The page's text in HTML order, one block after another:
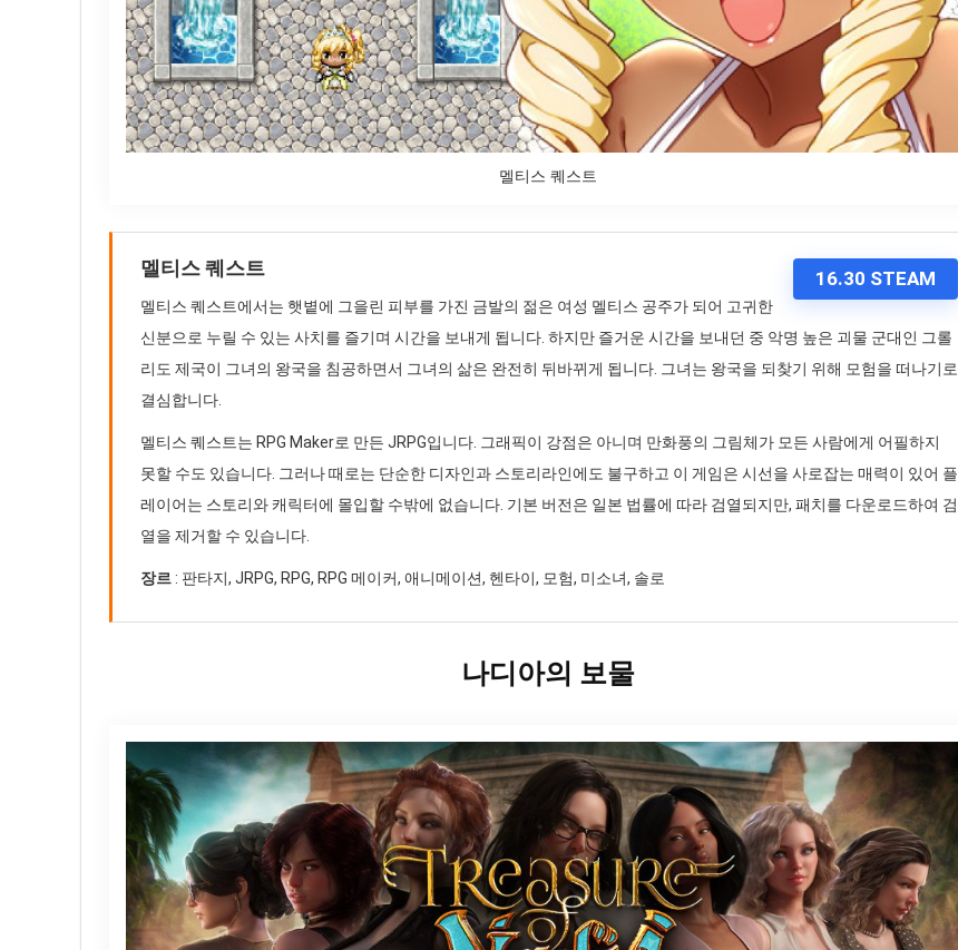
멜티스 퀘스트
16.30 STEAM
멜티스 퀘스트
멜티스 퀘스트에서는 햇볕에 그을린 피부를 가진 금발의 젊은 여성 멜티스 공주가 되어 고귀한
신분으로 누릴 수 있는 사치를 즐기며 시간을 보내게 됩니다. 하지만 즐거운 시간을 보내던 중 악명 높은 괴물 군대인 그롤
리도 제국이 그녀의 왕국을 침공하면서 그녀의 삶은 완전히 뒤바뀌게 됩니다. 그녀는 왕국을 되찾기 위해 모험을 떠나기로
결심합니다.
멜티스 퀘스트는 RPG Maker로 만든 JRPG입니다. 그래픽이 강점은 아니며 만화풍의 그림체가 모든 사람에게 어필하지
못할 수도 있습니다. 그러나 때로는 단순한 디자인과 스토리라인에도 불구하고 이 게임은 시선을 사로잡는 매력이 있어 플
레이어는 스토리와 캐릭터에 몰입할 수밖에 없습니다. 기본 버전은 일본 법률에 따라 검열되지만, 패치를 다운로드하여 검
열을 제거할 수 있습니다.
장르 : 판타지, JRPG, RPG, RPG 메이커, 애니메이션, 헨타이, 모험, 미소녀, 솔로
나디아의 보물